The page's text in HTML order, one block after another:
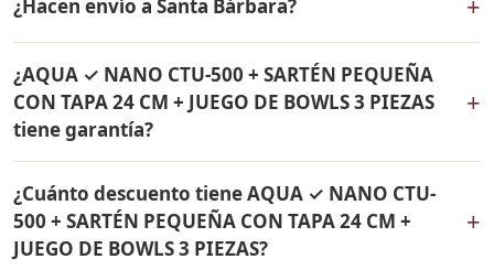
24 CM + JUEGO DE BOWLS 3 PIEZAS incluye: Filtro de
agua Rena Ware + Bowls Rena Ware + Sartén con tapa
de 24 cm Rena Ware. Todos los productos son
originales Rena Ware con garantía de por vida.
¿Hacen envío a Santa Bárbara?
SARTÉN PEQUEÑA CON TAPA 24 CM + JUEGO DE BOWLS
3 PIEZAS a Santa Bárbara, Antioquia y a todo Colombia.
El pago es contra entrega.
¿AQUA ✓ NANO CTU-500 + SARTÉN PEQUEÑA
CON TAPA 24 CM + JUEGO DE BOWLS 3 PIEZAS
tiene garantía?
+
CTU-500 + SARTÉN PEQUEÑA CON TAPA 24 CM + JUEGO
DE BOWLS 3 PIEZAS tienen garantía de por vida contra
defectos de fabricación. Son productos originales Rena
¿Cuánto descuento tiene AQUA ✓ NANO CTU-
500 + SARTÉN PEQUEÑA CON TAPA 24 CM +
JUEGO DE BOWLS 3 PIEZAS?
+